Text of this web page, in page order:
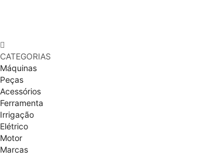
CATEGORIAS
Máquinas
Peças
Acessórios
Ferramenta
Irrigação
Elétrico
Motor
Marcas